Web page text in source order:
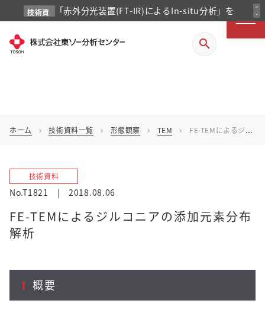
技術資
料
「赤外分光装置(FT-IR)によるIn-situ分析」を
掲載しました
expand_less
expand_more
search
ホーム chevron_right 技術資料一覧 chevron_right 形態観察 chevron_right TEM chevron_right FE-TEMによるジルコニアの添加元素分布解析
技術資料
No.T1821 | 2018.08.06
FE-TEMによるジルコニアの添加元素分布
解析
概要